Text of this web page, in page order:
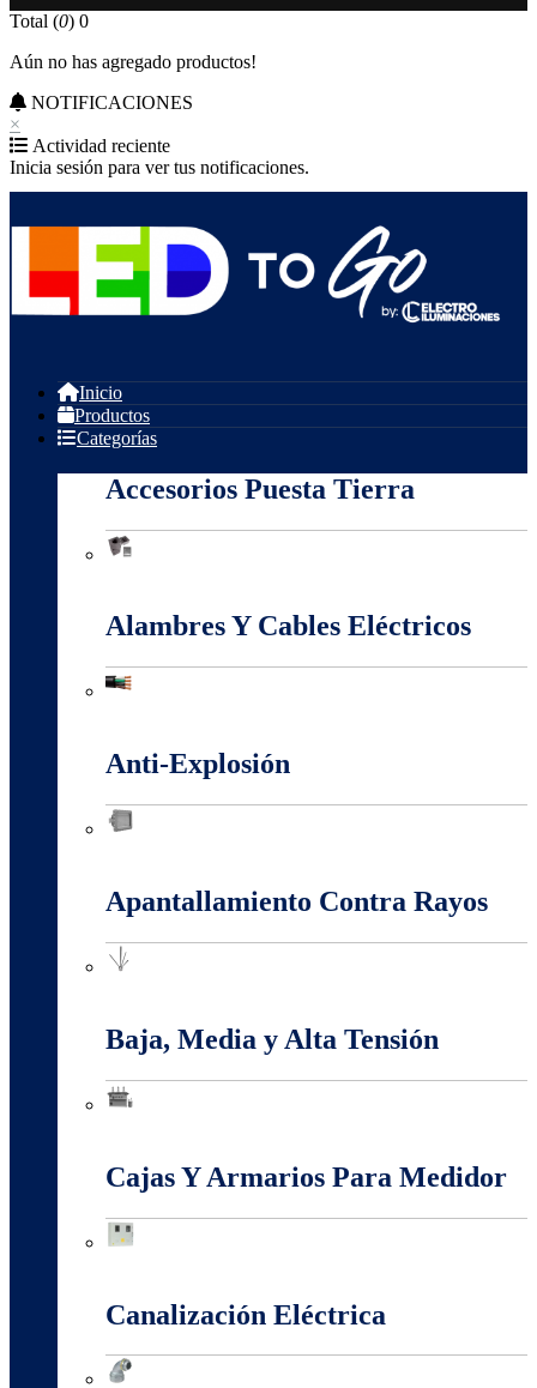
Total (0) 0
Aún no has agregado productos!
NOTIFICACIONES
×
Actividad reciente
Inicia sesión para ver tus notificaciones.
Inicio
Productos
Categorías
Accesorios Puesta Tierra
Alambres Y Cables Eléctricos
Anti-Explosión
Apantallamiento Contra Rayos
Baja, Media y Alta Tensión
Cajas Y Armarios Para Medidor
Canalización Eléctrica